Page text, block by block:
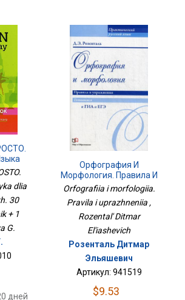
30
+ 1
dlia
30
+ 1
G.
дней
Орфография И
Морфология. Правила И
Упражнения
Orfografiia i morfologiia.
Pravila i uprazhneniia ,
Rozental' Ditmar
El'iashevich
Розенталь Дитмар
Эльяшевич
Артикул: 941519
$9.53